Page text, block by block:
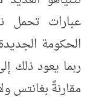
عبارات تحمل
الحكومة
ربما يعود ذلك
مقارنةً بغانتس